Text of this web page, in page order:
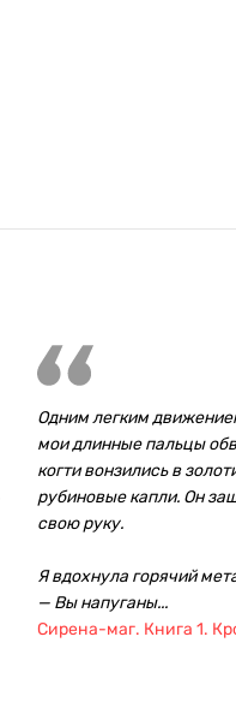
Одним легким
мои длинные пальцы
когти вонзились в
рубиновые капли. Он
свою руку.
Я вдохнула горячий
— Вы напуганы...
Сирена-маг. Книга 1.